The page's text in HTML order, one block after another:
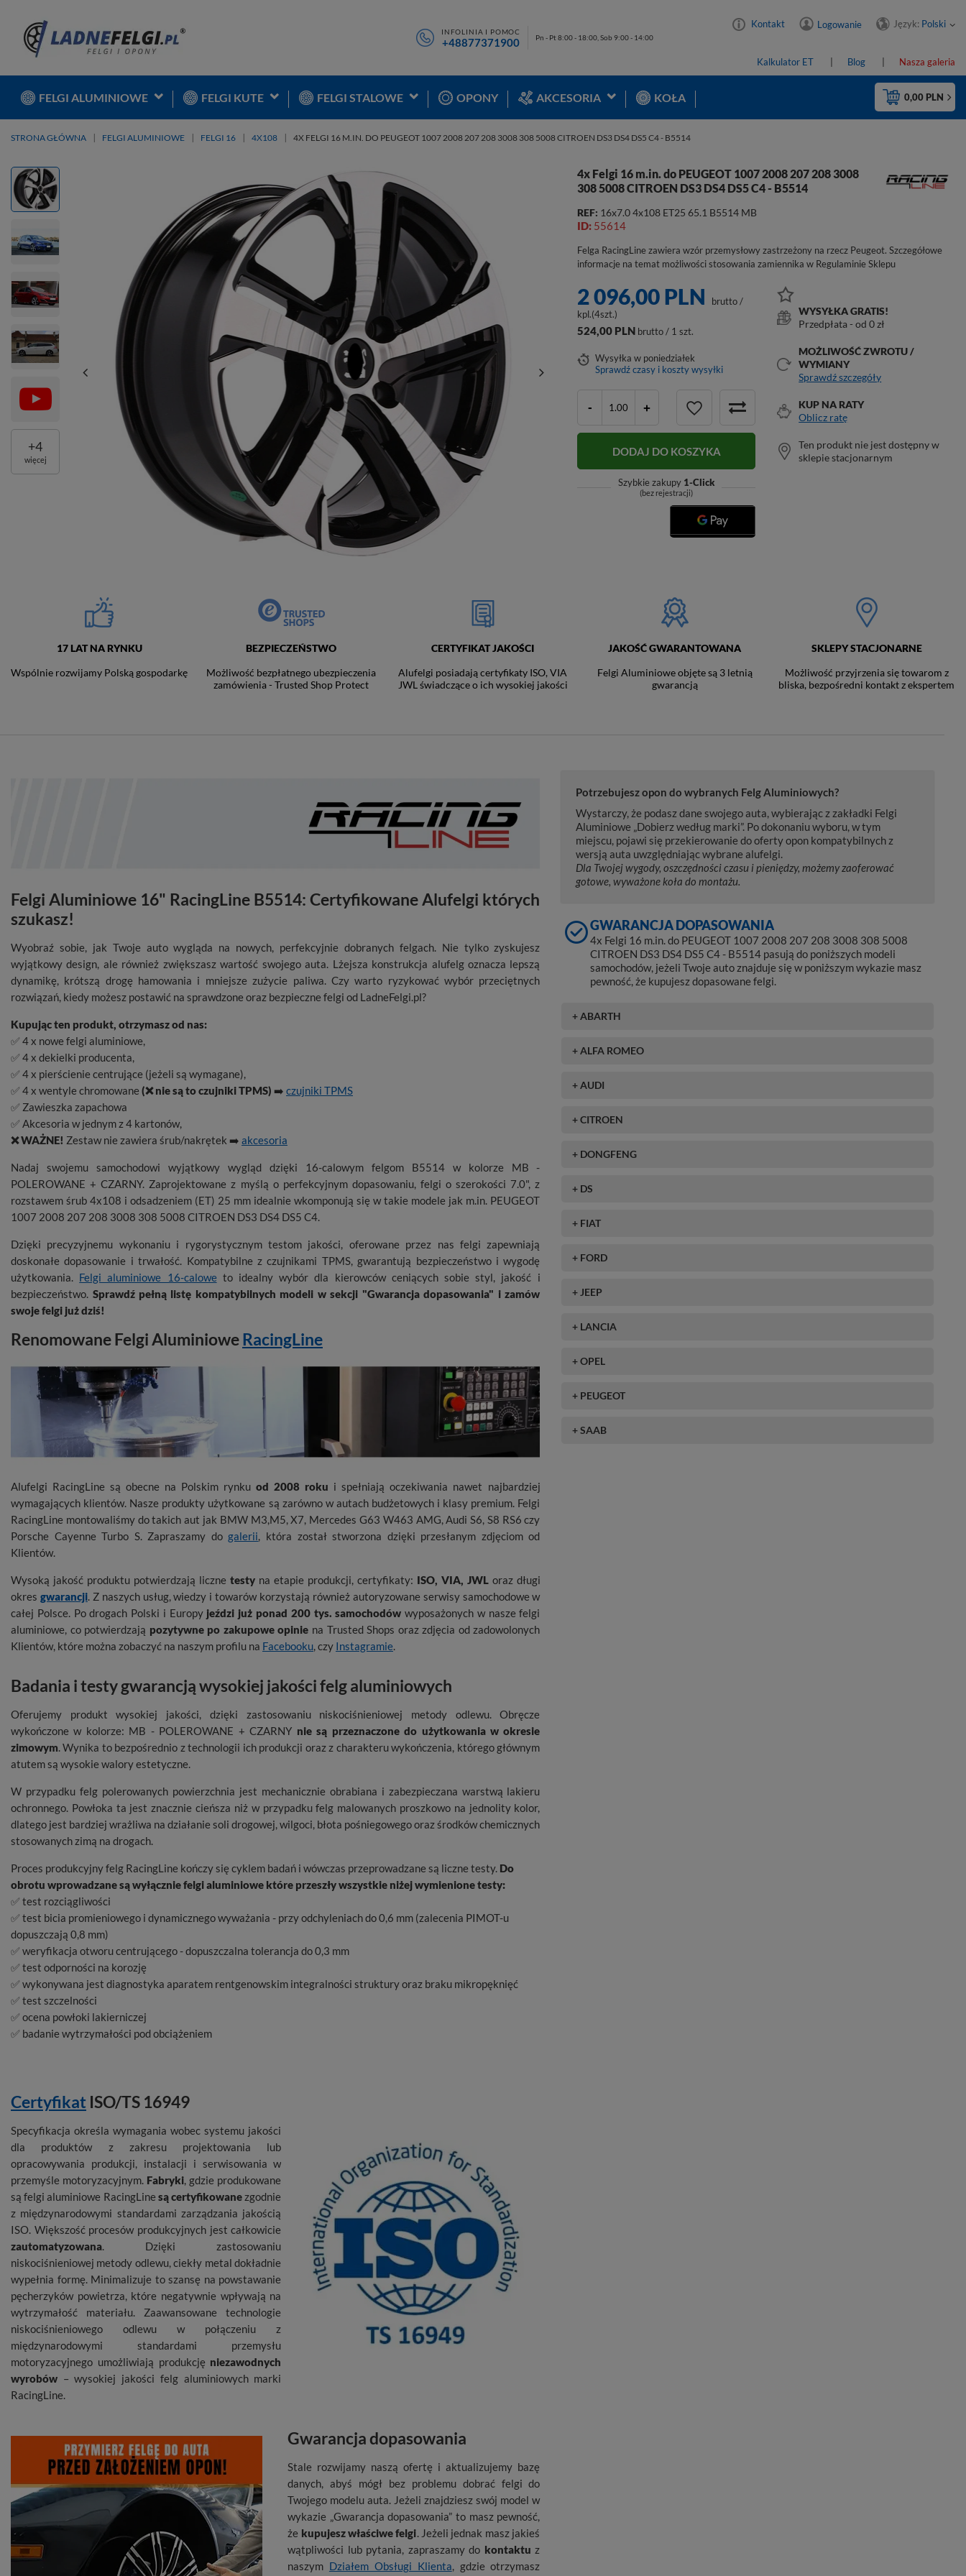
INFOLINIA I POMOC
+48877371900 Pn - Pt 8:00 - 18:00, Sob 9:00 - 14:00
Kontakt Logowanie Język: Polski
Kalkulator ET Blog Nasza galeria
0,00 PLN
FELGI ALUMINIOWE FELGI KUTE FELGI STALOWE OPONY AKCESORIA KOŁA
STRONA GŁÓWNA FELGI ALUMINIOWE FELGI 16 4X108 4X FELGI 16 M.IN. DO PEUGEOT 1007 2008 207 208 3008 308 5008 CITROEN DS3 DS4 DS5 C4 - B5514
4x Felgi 16 m.in. do PEUGEOT 1007 2008 207 208 3008
308 5008 CITROEN DS3 DS4 DS5 C4 - B5514
REF: 16x7.0 4x108 ET25 65.1 B5514 MB
ID: 55614
Felga RacingLine zawiera wzór przemysłowy zastrzeżony na rzecz Peugeot. Szczegółowe
informacje na temat możliwości stosowania zamiennika w Regulaminie Sklepu
+4
więcej
2 096,00 PLN brutto/
kpl.(4szt.)
524,00 PLN brutto / 1 szt.
Wysyłkaw poniedziałek
Sprawdź czasy i koszty wysyłki
- +
DODAJ DO KOSZYKA
Szybkie zakupy 1-Click
(bez rejestracji)
WYSYŁKA GRATIS!
Przedpłata - od 0 zł
MOŻLIWOŚĆ ZWROTU /
WYMIANY
Sprawdź szczegóły
KUP NA RATY
Oblicz ratę
Ten produkt nie jest dostępny w
sklepie stacjonarnym
17 LAT NA RYNKU
Wspólnie rozwijamy Polską gospodarkę
BEZPIECZEŃSTWO
Możliwość bezpłatnego ubezpieczenia
zamówienia - Trusted Shop Protect
CERTYFIKAT JAKOŚCI
Alufelgi posiadają certyfikaty ISO, VIA
JWL świadczące o ich wysokiej jakości
JAKOŚĆ GWARANTOWANA
Felgi Aluminiowe objęte są 3 letnią
gwarancją
SKLEPY STACJONARNE
Możliwość przyjrzenia się towarom z
bliska, bezpośredni kontakt z ekspertem
Felgi Aluminiowe 16" RacingLine B5514: Certyfikowane Alufelgi których
szukasz!
Wyobraź sobie, jak Twoje auto wygląda na nowych, perfekcyjnie dobranych felgach. Nie tylko zyskujesz
wyjątkowy design, ale również zwiększasz wartość swojego auta. Lżejsza konstrukcja alufelg oznacza lepszą
dynamikę, krótszą drogę hamowania i mniejsze zużycie paliwa. Czy warto ryzykować wybór przeciętnych
rozwiązań, kiedy możesz postawić na sprawdzone oraz bezpieczne felgi od LadneFelgi.pl?
Kupując ten produkt, otrzymasz od nas:
✅ 4 x nowe felgi aluminiowe,
✅ 4 x dekielki producenta,
✅ 4 x pierścienie centrujące (jeżeli są wymagane),
✅ 4 x wentyle chromowane (❌ nie są to czujniki TPMS) ➡️ czujniki TPMS
✅ Zawieszka zapachowa
✅ Akcesoria w jednym z 4 kartonów,
❌ WAŻNE! Zestaw nie zawiera śrub/nakrętek ➡️ akcesoria
Nadaj swojemu samochodowi wyjątkowy wygląd dzięki 16-calowym felgom B5514 w kolorze MB -
POLEROWANE + CZARNY. Zaprojektowane z myślą o perfekcyjnym dopasowaniu, felgi o szerokości 7.0", z
rozstawem śrub 4x108 i odsadzeniem (ET) 25 mm idealnie wkomponują się w takie modele jak m.in. PEUGEOT
1007 2008 207 208 3008 308 5008 CITROEN DS3 DS4 DS5 C4.
Dzięki precyzyjnemu wykonaniu i rygorystycznym testom jakości, oferowane przez nas felgi zapewniają
doskonałe dopasowanie i trwałość. Kompatybilne z czujnikami TPMS, gwarantują bezpieczeństwo i wygodę
użytkowania. Felgi aluminiowe 16-caloweto idealny wybór dla kierowców ceniących sobie styl, jakość i
bezpieczeństwo. Sprawdź pełną listę kompatybilnych modeli w sekcji "Gwarancja dopasowania" i zamów
swoje felgi już dziś!
Renomowane Felgi AluminioweRacingLine
Alufelgi RacingLine są obecne na Polskim rynkuod 2008 roku i spełniają oczekiwania nawet najbardziej
wymagających klientów. Nasze produkty użytkowane są zarówno w autach budżetowych i klasy premium. Felgi
RacingLine montowaliśmy do takich aut jak BMW M3,M5, X7, Mercedes G63 W463 AMG, Audi S6, S8 RS6 czy
Porsche Cayenne Turbo S. Zapraszamy dogalerii, która został stworzona dzięki przesłanym zdjęciom od
Klientów.
Wysoką jakość produktu potwierdzają liczne testyna etapie produkcji, certyfikaty: ISO, VIA, JWLoraz długi
okres gwarancji. Z naszych usług, wiedzy i towarów korzystają również autoryzowane serwisy samochodowe w
całej Polsce. Po drogach Polski i Europy jeździ już ponad 200 tys. samochodów wyposażonych w nasze felgi
aluminiowe, co potwierdzają pozytywne po zakupowe opinie na Trusted Shops oraz zdjęcia od zadowolonych
Klientów, które można zobaczyć na naszym profilu na Facebooku, czy Instagramie.
Badania i testy gwarancją wysokiej jakości felg aluminiowych
Oferujemy produkt wysokiej jakości, dzięki zastosowaniu niskociśnieniowej metody odlewu. Obręcze
wykończone w kolorze: MB - POLEROWANE + CZARNY nie są przeznaczone do użytkowania w okresie
zimowym. Wynika to bezpośrednio z technologii ich produkcji oraz z charakteru wykończenia, którego głównym
atutem są wysokie walory estetyczne.
W przypadku felg polerowanych powierzchnia jest mechanicznie obrabiana i zabezpieczana warstwą lakieru
ochronnego. Powłoka ta jest znacznie cieńsza niż w przypadku felg malowanych proszkowo na jednolity kolor,
dlatego jest bardziej wrażliwa na działanie soli drogowej, wilgoci, błota pośniegowego oraz środków chemicznych
stosowanych zimą na drogach.
Proces produkcyjny felg RacingLine kończy się cyklem badań i wówczas przeprowadzane są liczne testy. Do
obrotu wprowadzane są wyłącznie felgi aluminiowe które przeszły wszystkie niżej wymienione testy:
✅ test rozciągliwości
✅ test bicia promieniowego i dynamicznego wyważania - przy odchyleniach do 0,6 mm (zalecenia PIMOT-u
dopuszczają 0,8 mm)
✅ weryfikacja otworu centrującego - dopuszczalna tolerancja do 0,3 mm
✅ test odporności na korozję
✅ wykonywana jest diagnostyka aparatem rentgenowskim integralności struktury oraz braku mikropęknięć
✅ test szczelności
✅ ocena powłoki lakierniczej
✅ badanie wytrzymałości pod obciążeniem
Certyfikat ISO/TS 16949
Specyfikacja określa wymagania wobec systemu jakości
dla produktów z zakresu projektowania lub
opracowywania produkcji, instalacji i serwisowania w
przemyśle motoryzacyjnym. Fabryki, gdzie produkowane
są felgi aluminiowe RacingLine są certyfikowanezgodnie
z międzynarodowymi standardami zarządzania jakością
ISO. Większość procesów produkcyjnych jest całkowicie
zautomatyzowana. Dzięki zastosowaniu
niskociśnieniowej metody odlewu, ciekły metal dokładnie
wypełnia formę. Minimalizuje to szansę na powstawanie
pęcherzyków powietrza, które negatywnie wpływają na
wytrzymałość materiału. Zaawansowane technologie
niskociśnieniowego odlewu w połączeniu z
międzynarodowymi standardami przemysłu
motoryzacyjnego umożliwiają produkcję niezawodnych
wyrobów – wysokiej jakości felg aluminiowych marki
RacingLine.
Gwarancja dopasowania
Stale rozwijamy naszą ofertę i aktualizujemy bazę
danych, abyś mógł bez problemu dobrać felgi do
Twojego modelu auta. Jeżeli znajdziesz swój model w
wykazie „Gwarancja dopasowania” to masz pewność,
że kupujesz właściwe felgi. Jeżeli jednak masz jakieś
wątpliwości lub pytania, zapraszamy do kontaktu z
naszym Działem Obsługi Klienta, gdzie otrzymasz
Potrzebujesz opon do wybranych Felg Aluminiowych?
Wystarczy, że podasz dane swojego auta, wybierając z zakładki Felgi
Aluminiowe „Dobierz według marki”. Po dokonaniu wyboru, w tym
miejscu, pojawi się przekierowanie do oferty opon kompatybilnych z
wersją auta uwzględniając wybrane alufelgi.
Dla Twojej wygody, oszczędności czasu i pieniędzy, możemy zaoferować
gotowe, wyważone koła do montażu.
GWARANCJA DOPASOWANIA
4x Felgi 16 m.in. do PEUGEOT 1007 2008 207 208 3008 308 5008
CITROEN DS3 DS4 DS5 C4 - B5514 pasują do poniższych modeli
samochodów, jeżeli Twoje auto znajduje się w poniższym wykazie masz
pewność, że kupujesz dopasowane felgi.
+ ABARTH
+ ALFA ROMEO
+ AUDI
+ CITROEN
+ DONGFENG
+ DS
+ FIAT
+ FORD
+ JEEP
+ LANCIA
+ OPEL
+ PEUGEOT
+ SAAB